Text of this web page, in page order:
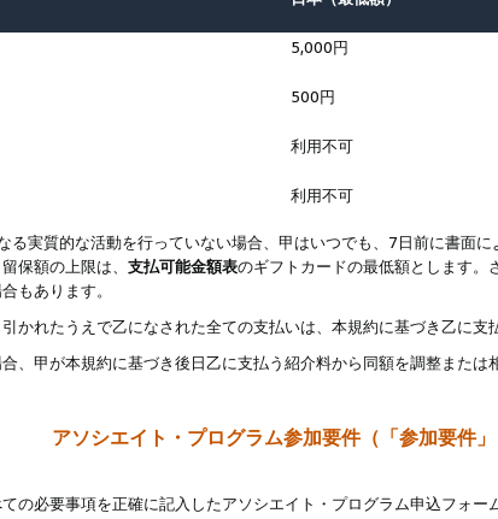
5,000円
500円
利用不可
利用不可
る実質的な活動を行っていない場合、甲はいつでも、7日前に書面
保額の上限は、 支払可能金額表のギフトカードの最低額とします。
もあります。
かれたうえで乙になされた全ての支払いは、本規約に基づき乙に支
、甲が本規約に基づき後日乙に支払う紹介料から同額を調整または
アソシエイト・プログラム参加要件（「参加要件」
の必要事項を正確に記入したアソシエイト・プログラム申込フォ